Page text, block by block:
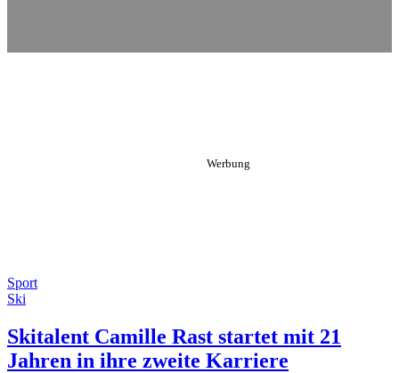
Sport
Ski
Skitalent Camille Rast startet mit 21
Jahren in ihre zweite Karriere